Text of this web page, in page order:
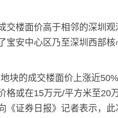
楼面价高于相邻的深圳观
宝安中心区乃至深圳西部核
的成交楼面价上涨近
格或在15万元/平方米至20
《证券日报》记者表示，